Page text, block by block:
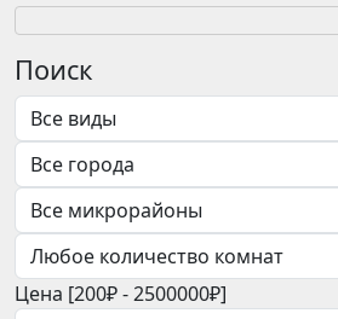
Поиск
Цена [200₽-2500000₽]